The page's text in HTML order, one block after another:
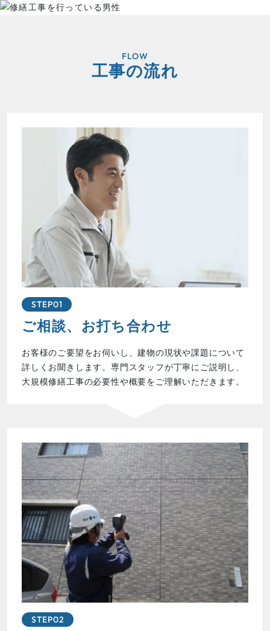
FLOW
工事の流れ
STEP01
ご相談、お打ち合わせ
お客様のご要望をお伺いし、建物の現状や課題について
詳しくお聞きします。専門スタッフが丁寧にご説明し、
大規模修繕工事の必要性や概要をご理解いただきます。
STEP02